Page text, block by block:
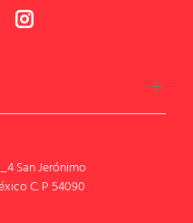
San Jerónimo
C. P 54090